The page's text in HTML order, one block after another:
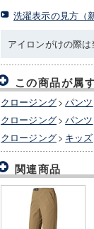
洗濯表示の見方（
アイロンがけの際は
この商品が属
クロージング> パンツ
クロージング> パンツ
クロージング> キッズ
関連商品